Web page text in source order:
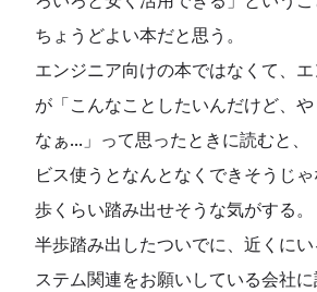
ちょうどよい本だと思う。
エンジニア向けの本ではなくて、
が「こんなことしたいんだけど、
なぁ…」って思ったときに読むと、
ビス使うとなんとなくできそうじ
歩くらい踏み出せそうな気がする。
半歩踏み出したついでに、近くに
ステム関連をお願いしている会社